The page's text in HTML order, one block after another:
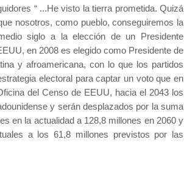
“ ...He visto la tierra prometida. Quizá
nosotros, como pueblo, conseguiremos la
siglo a la elección de un Presidente
en 2008 es elegido como Presidente de
y afroamericana, con lo que los partidos
electoral para captar un voto que en
del Censo de EEUU, hacia el 2043 los
y serán desplazados por la suma
en la actualidad a 128,8 millones en 2060 y
a los 61,8 millones previstos por las